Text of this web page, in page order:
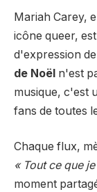
Mariah Carey,
icône queer,
d'expression
de Noël n'est
musique, c'est
fans de toutes
Chaque flux,
« Tout ce que
moment